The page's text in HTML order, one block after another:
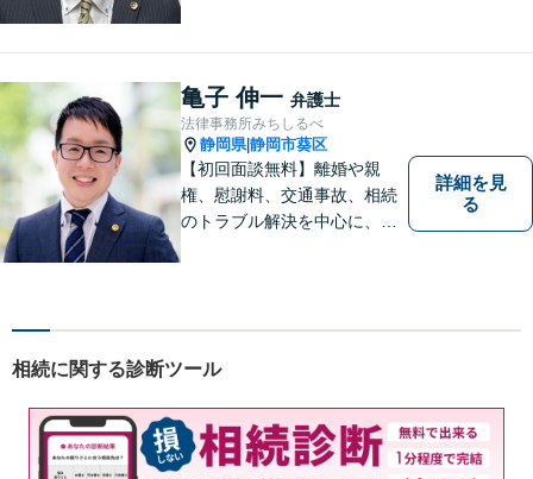
には、可能な限り早く解決に
至るよう迅速に対応いたしま
す。まずはお気軽にご相談く
ださい。
亀子 伸一 弁護士
法律事務所みちしるべ
静岡県|静岡市葵区
【初回面談無料】離婚や親
権、慰謝料、交通事故、相続
のトラブル解決を中心に、一
談も、お任せください。【静
詳細を見
る
相続に関する診断ツール